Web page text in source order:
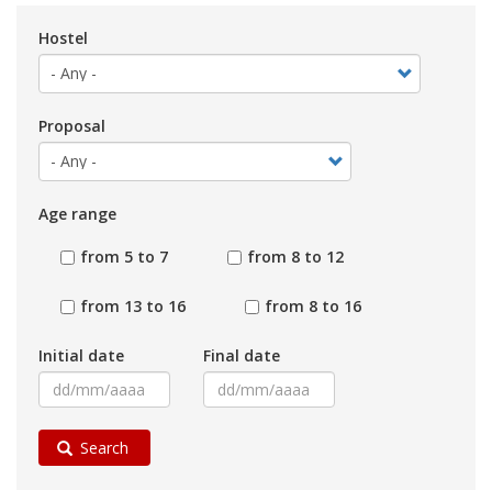
Hostel
Proposal
Age range
from 5 to 7 from 8 to 12
from 13 to 16 from 8 to 16
Initial date Final date
Search